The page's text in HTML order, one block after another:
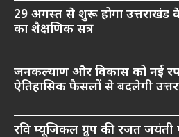
29 अगस्त से शुरू होगा उत्तराखंड
का शैक्षणिक सत्र
जनकल्याण और विकास को नई
ऐतिहासिक फैसलों से बदलेगी
रवि म्यूजिकल ग्रुप की रजत